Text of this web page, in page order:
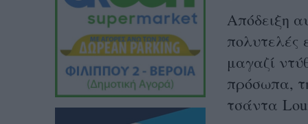
Απόδειξη
πολυτελές
μαγαζί
πρόσωπα,
τσάντα